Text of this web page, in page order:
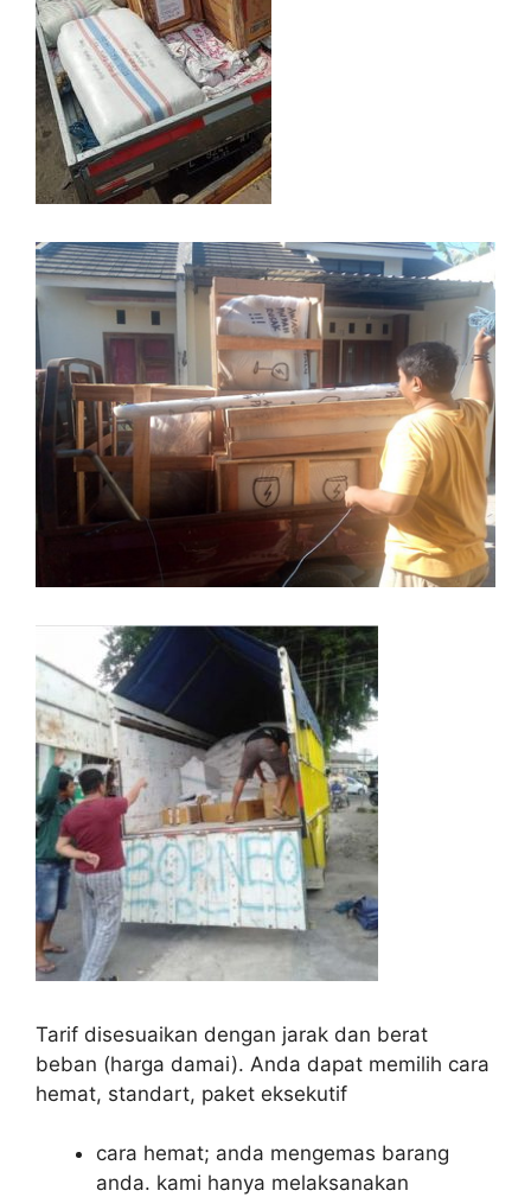
Tarif disesuaikan dengan jarak dan berat
beban (harga damai). Anda dapat memilih cara
hemat, standart, paket eksekutif
cara hemat; anda mengemas barang
anda. kami hanya melaksanakan